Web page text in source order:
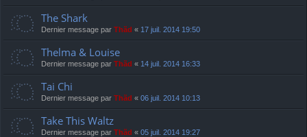
The Shark
Dernier message par Thãd « 17 juil. 2014 19:50
Thelma & Louise
Dernier message par Thãd « 14 juil. 2014 16:33
Tai Chi
Dernier message par Thãd « 06 juil. 2014 10:13
Take This Waltz
Dernier message par Thãd « 05 juil. 2014 19:27